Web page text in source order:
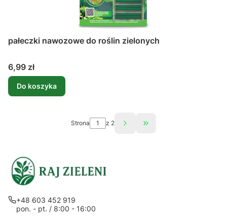
pałeczki nawozowe do roślin zielonych
Cena
6,99 zł
Do koszyka
Strona z 2 Przejdź do ostatniej
+48 603 452 919
pon. - pt. / 8:00 - 16:00